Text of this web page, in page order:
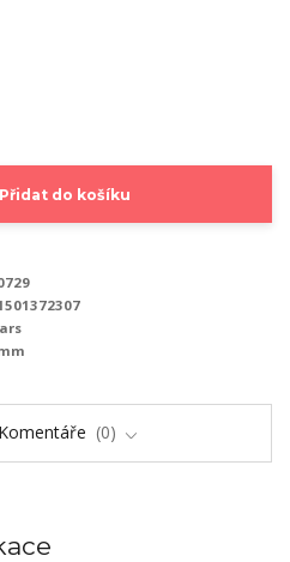
Přidat do košíku
Komentáře 0